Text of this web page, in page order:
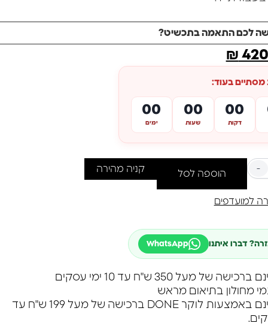
לכם התאמה בתכשיט?
₪ 420
בעוד:
00
ימים
00
שעות
00
דקות
-
הוספה לסל קניה מהירה
למועדפים
דברו איתנו WhatsApp
של מעל 350 ש"ח עד 10 ימי עסקים
מחולון בתיאום מראש
משלוח חינם באמצעות לוקר DONE ברכישה של מעל 199 ש"ח עד